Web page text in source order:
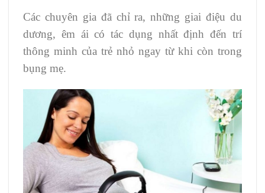
Các chuyên gia đã chỉ ra, những giai điệu du
dương, êm ái có tác dụng nhất định đến trí
thông minh của trẻ nhỏ ngay từ khi còn trong
bụng mẹ.